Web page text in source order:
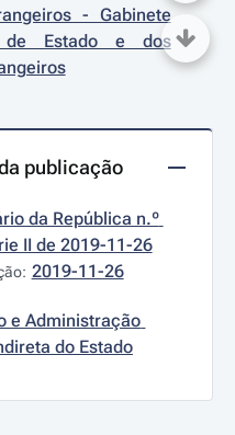
- Gabinete
Estado e dos
publicação
da República n.º
II de 2019-11-26
2019-11-26
e Administração
do Estado